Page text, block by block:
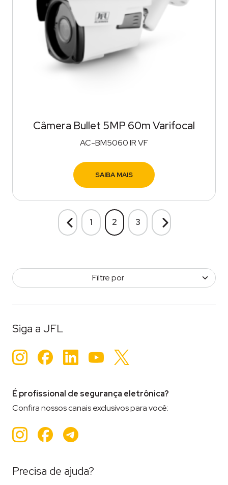
Câmera Bullet 5MP 60m Varifocal
AC-BM5060 IR VF
SAIBA MAIS
Anterior
1 2
3
Próximo
Filtre por
Siga a JFL
Instagram
Facebook
LinkedInYouTube
É profissional de segurança eletrônica?
Confira nossos canais exclusivos para você:
Instagram
Facebook
Teleram
Precisa de ajuda?